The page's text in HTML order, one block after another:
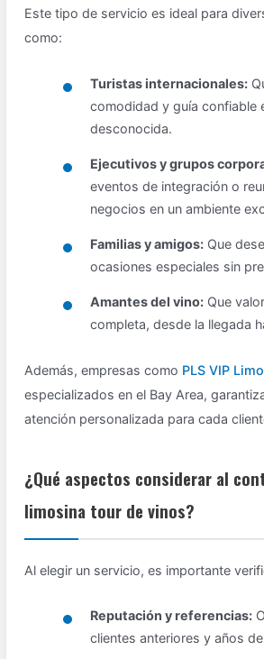
Este tipo de servicio es ideal para
como:
Turistas internacionales:
comodidad y guía confiable
desconocida.
Ejecutivos y grupos
eventos de integración o
negocios en un ambiente
Familias y amigos: Que
ocasiones especiales sin
Amantes del vino: Que
completa, desde la llegada
Además, empresas como PLS VIP Limo
especializados en el Bay Area,
atención personalizada para cada
¿Qué aspectos considerar al
limosina tour de vinos?
Al elegir un servicio, es importante
Reputación y referencias:
clientes anteriores y años